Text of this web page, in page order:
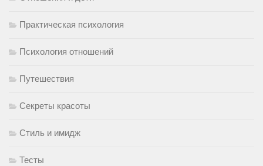
Практическая психология
Психология отношений
Путешествия
Секреты красоты
Стиль и имидж
Тесты